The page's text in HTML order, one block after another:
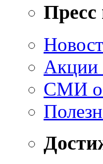
Пресс
Акции
СМИ о